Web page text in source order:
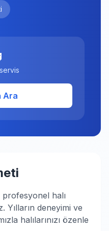
Ara
profesyonel halı
Yılların deneyimi ve
halılarınızı özenle